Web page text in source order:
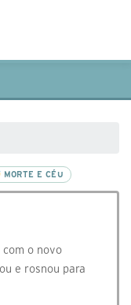
MORTE E CÉU
o novo
e rosnou para